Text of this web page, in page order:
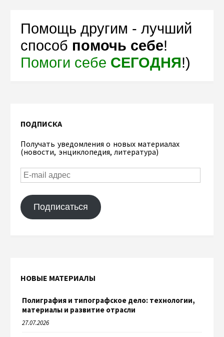
Помощь другим - лучший
способ помочь себе!
Помоги себе СЕГОДНЯ!)
ПОДПИСКА
Получать уведомления о новых материалах
(новости, энциклопедия, литература)
Подписаться
НОВЫЕ МАТЕРИАЛЫ
Полиграфия и типографское дело: технологии,
материалы и развитие отрасли
27.07.2026